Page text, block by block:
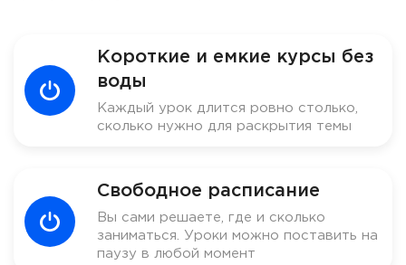
Короткие и емкие курсы без
воды
Каждый урок длится ровно столько,
сколько нужно для раскрытия темы
Свободное расписание
Вы сами решаете, где и сколько
заниматься. Уроки можно поставить на
паузу в любой момент